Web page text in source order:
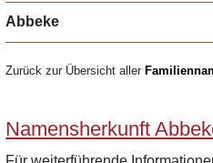
Abbeke
Zurück zur Übersicht aller
Namensherkunft